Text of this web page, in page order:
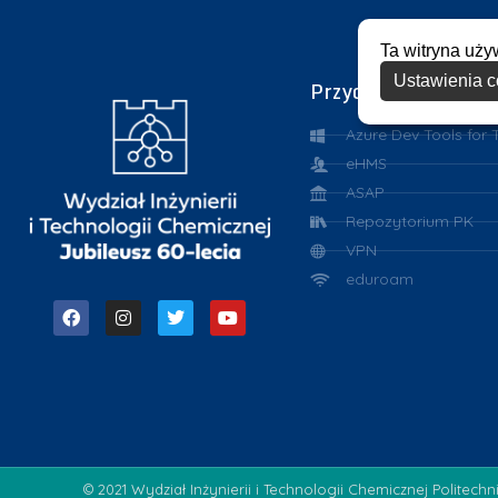
Przydatne linki
Azure Dev Tools for
eHMS
ASAP
Repozytorium PK
VPN
eduroam
© 2021 Wydział Inżynierii i Technologii Chemicznej
Ta witryna
Ustawienia